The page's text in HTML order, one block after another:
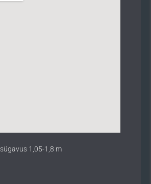
sügavus 1,05-1,8 m